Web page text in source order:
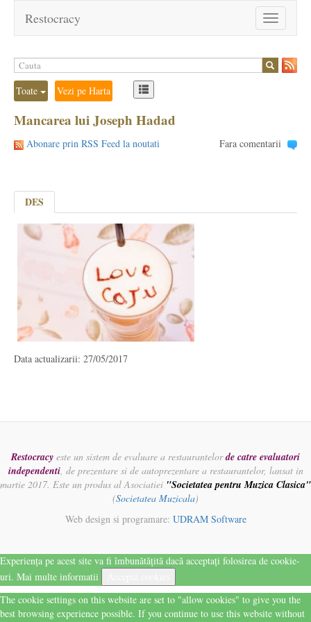
Toggle
navigation
Restocracy
Toate Vezi pe Harta
Mancarea lui Joseph Hadad
Abonare prin RSS Feed la noutati Fara comentarii
DES
Data actualizarii: 27/05/2017
Restocracy este un sistem de evaluare a restaurantelorde catre evaluatori
independenti, de prezentare si de autoprezentare a restaurantelor, lansat in
martie 2017. Este un produs al Asociatiei "Societatea pentru Muzica Clasica"
(Societatea Muzicala)
Web design si programare: UDRAM Software
Experiența pe acest site va fi îmbunătățită dacă acceptați folosirea de cookie-
uri. Mai multe informatii
The cookie settings on this website are set to "allow cookies" to give you the
best browsing experience possible. If you continue to use this website without